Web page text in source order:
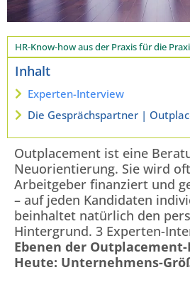
HR-Know-how aus der Praxis für die
Inhalt
Experten-Interview
Die Gesprächspartner |
Outplacement ist eine
Neuorientierung. Sie wird
Arbeitgeber finanziert und
– auf jeden Kandidaten
beinhaltet natürlich den
Hintergrund. 3 Experten-
Ebenen der
Heute: Unternehmens-